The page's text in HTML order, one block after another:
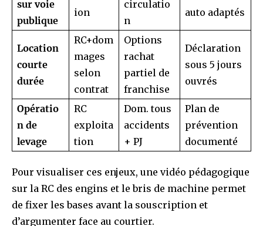
sur voie
publique
ion
circulatio
n
auto adaptés
Location
courte
durée
RC+dom
mages
selon
contrat
Options
rachat
partiel de
franchise
Déclaration
sous 5 jours
ouvrés
Opératio
n de
levage
RC
exploita
tion
Dom. tous
accidents
+ PJ
Plan de
prévention
documenté
Pour visualiser ces enjeux, une vidéo pédagogique
sur la RC des engins et le bris de machine permet
de fixer les bases avant la souscription et
d’argumenter face au courtier.